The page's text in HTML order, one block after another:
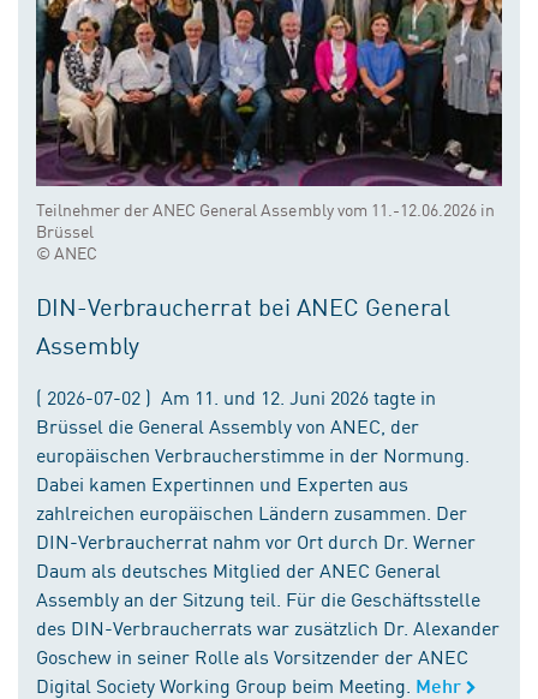
Teilnehmer der ANEC General Assembly vom 11.-12.06.2026 in
Brüssel
© ANEC
DIN-Verbraucherrat bei ANEC General
Assembly
( 2026-07-02 ) Am 11. und 12. Juni 2026 tagte in
Brüssel die General Assembly von ANEC, der
europäischen Verbraucherstimme in der Normung.
Dabei kamen Expertinnen und Experten aus
zahlreichen europäischen Ländern zusammen. Der
DIN-Verbraucherrat nahm vor Ort durch Dr. Werner
Daum als deutsches Mitglied der ANEC General
Assembly an der Sitzung teil. Für die Geschäftsstelle
des DIN-Verbraucherrats war zusätzlich Dr. Alexander
Goschew in seiner Rolle als Vorsitzender der ANEC
Digital Society Working Group beim Meeting. Mehr